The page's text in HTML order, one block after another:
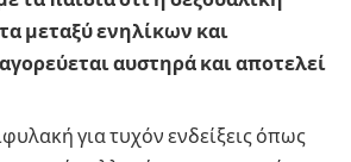
μεταξύ ενηλίκων και
αυστηρά και αποτελεί
για τυχόν ενδείξεις όπως